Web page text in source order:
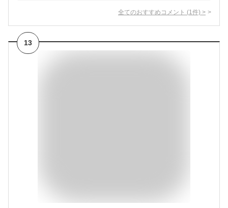
全てのおすすめコメント (1 件) >
13